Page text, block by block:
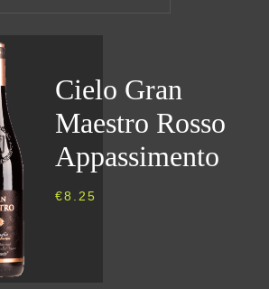
Cielo Gran
Maestro Rosso
Appassimento
€8.25